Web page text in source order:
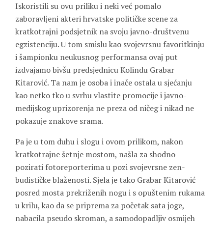
Iskoristili su ovu priliku i neki već pomalo
zaboravljeni akteri hrvatske političke scene za
kratkotrajni podsjetnik na svoju javno-društvenu
egzistenciju. U tom smislu kao svojevrsnu favoritkinju
i šampionku neukusnog performansa ovaj put
izdvajamo bivšu predsjednicu Kolindu Grabar
Kitarović. Ta nam je osoba i inače ostala u sjećanju
kao netko tko u svrhu vlastite promocije i javno-
medijskog uprizorenja ne preza od ničeg i nikad ne
pokazuje znakove srama.
Pa je u tom duhu i slogu i ovom prilikom, nakon
kratkotrajne šetnje mostom, našla za shodno
pozirati fotoreporterima u pozi svojevrsne zen-
budističke blaženosti. Sjela je tako Grabar Kitarović
posred mosta prekriženih nogu i s opuštenim rukama
u krilu, kao da se priprema za početak sata joge,
nabacila pseudo skroman, a samodopadljiv osmijeh